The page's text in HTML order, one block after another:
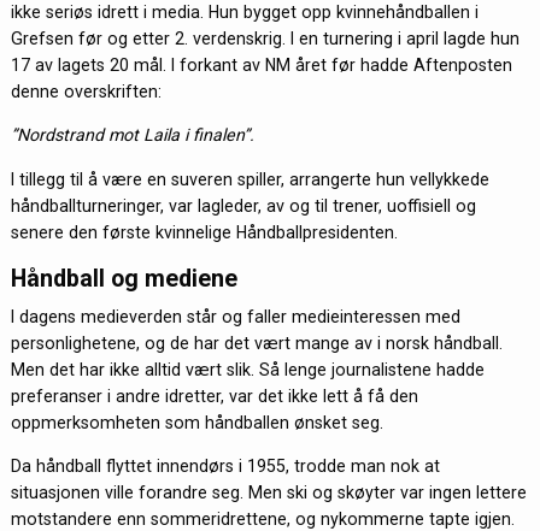
ikke seriøs idrett i media. Hun bygget opp kvinnehåndballen i
Grefsen før og etter 2. verdenskrig. I en turnering i april lagde hun
17 av lagets 20 mål. I forkant av NM året før hadde Aftenposten
denne overskriften:
”Nordstrand mot Laila i finalen”.
I tillegg til å være en suveren spiller, arrangerte hun vellykkede
håndballturneringer, var lagleder, av og til trener, uoffisiell og
senere den første kvinnelige Håndballpresidenten.
Håndball og mediene
I dagens medieverden står og faller medieinteressen med
personlighetene, og de har det vært mange av i norsk håndball.
Men det har ikke alltid vært slik. Så lenge journalistene hadde
preferanser i andre idretter, var det ikke lett å få den
oppmerksomheten som håndballen ønsket seg.
Da håndball flyttet innendørs i 1955, trodde man nok at
situasjonen ville forandre seg. Men ski og skøyter var ingen lettere
motstandere enn sommeridrettene, og nykommerne tapte igjen.